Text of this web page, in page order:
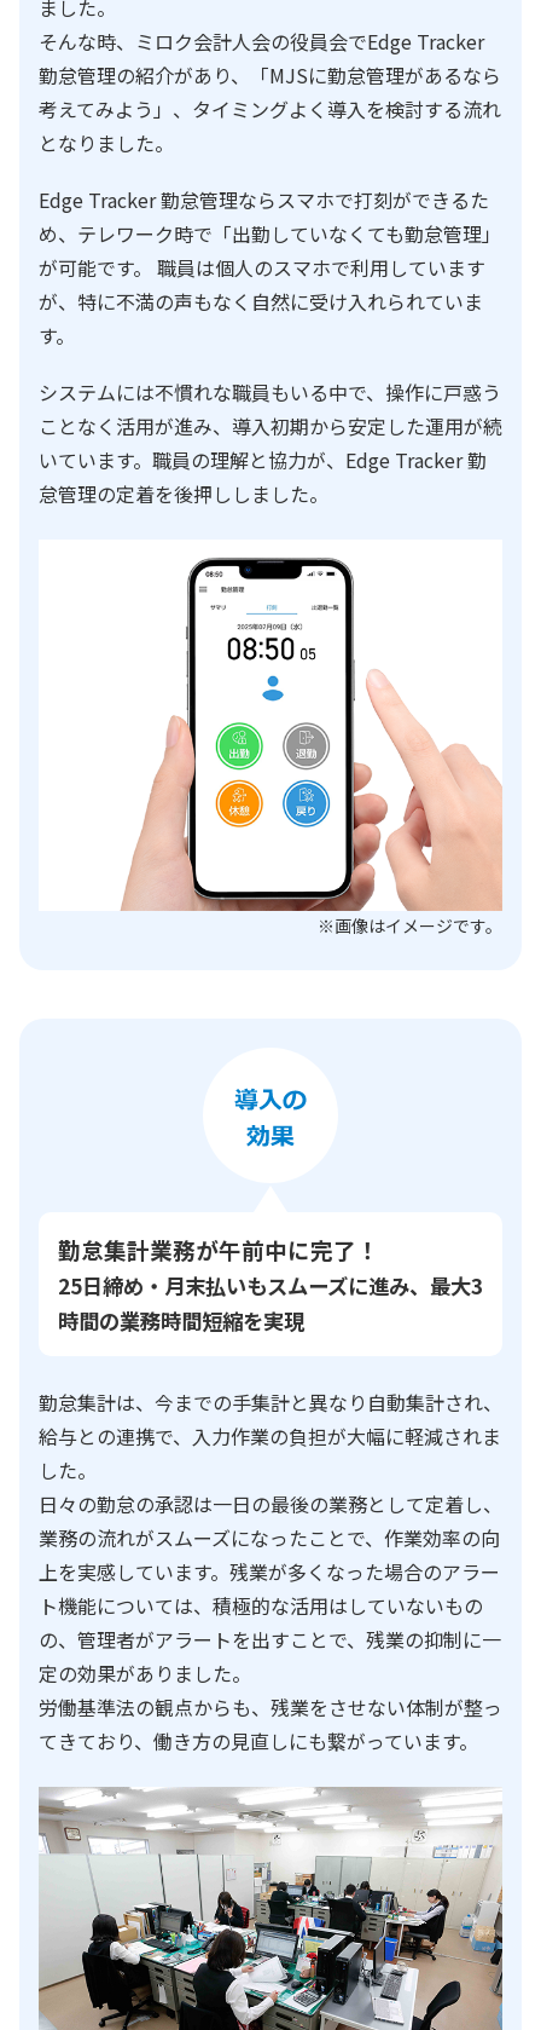
ました。
そんな時、ミロク会計人会の役員会でEdge Tracker
勤怠管理の紹介があり、「MJSに勤怠管理があるなら
考えてみよう」、タイミングよく導入を検討する流れ
となりました。
Edge Tracker 勤怠管理ならスマホで打刻ができるた
め、テレワーク時で「出勤していなくても勤怠管理」
が可能です。 職員は個人のスマホで利用しています
が、特に不満の声もなく自然に受け入れられていま
す。
システムには不慣れな職員もいる中で、操作に戸惑う
ことなく活用が進み、導入初期から安定した運用が続
いています。職員の理解と協力が、Edge Tracker 勤
怠管理の定着を後押ししました。
※画像はイメージです。
勤怠集計業務が午前中に完了！
25日締め・月末払いもスムーズに進み、最大3
時間の業務時間短縮を実現
勤怠集計は、今までの手集計と異なり自動集計され、
給与との連携で、入力作業の負担が大幅に軽減されま
した。
日々の勤怠の承認は一日の最後の業務として定着し、
業務の流れがスムーズになったことで、作業効率の向
上を実感しています。残業が多くなった場合のアラー
ト機能については、積極的な活用はしていないもの
の、管理者がアラートを出すことで、残業の抑制に一
定の効果がありました。
労働基準法の観点からも、残業をさせない体制が整っ
てきており、働き方の見直しにも繋がっています。